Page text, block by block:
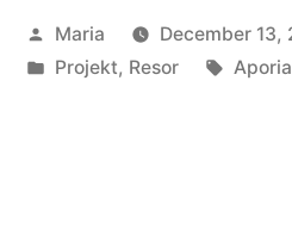
Posted
by
Maria
December 13,
Posted
Projekt, Resor Tags:
Aporia